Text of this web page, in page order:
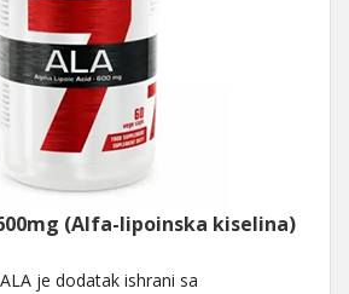
(Alfa-lipoinska kiselina)
je dodatak ishrani sa